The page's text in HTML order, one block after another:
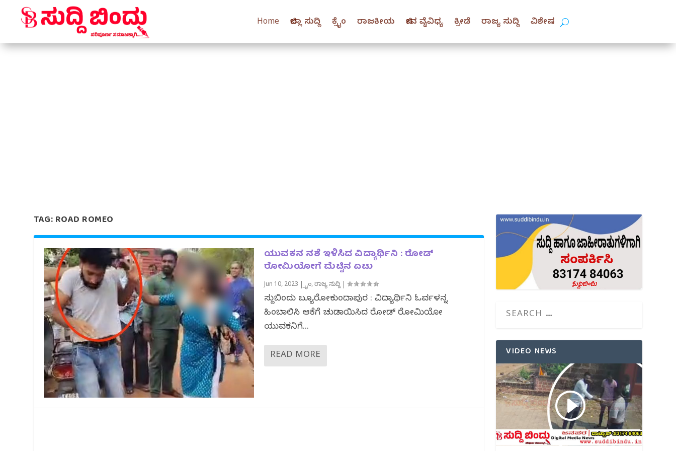
Home ಜಿಲ್ಲಾ ಸುದ್ದಿ ಕ್ರೈಂ ರಾಜಕೀಯ ಜೀವ ವೈವಿಧ್ಯ ಕ್ರೀಡೆ ರಾಜ್ಯ ಸುದ್ದಿ ವಿಶೇಷ
TAG:ROAD ROMEO
ಯುವಕನ ನಶೆ ಇಳಿಸಿದ ವಿದ್ಯಾರ್ಥಿನಿ : ರೋಡ್
ರೋಮಿಯೋಗೆ ಮೆಟ್ಟಿನ ಏಟು
Jun 10, 2023 |ಕ್ರೈಂ,ರಾಜ್ಯ ಸುದ್ದಿ|
ಸುದ್ದಿಬಿಂದು ಬ್ಯೂರೋಕುಂದಾಪುರ : ವಿದ್ಯಾರ್ಥಿನಿ ಓರ್ವಳನ್ನ
ಹಿಂಬಾಲಿಸಿ ಆಕೆಗೆ ಚುಡಾಯಿಸಿದ ರೋಡ್ ರೋಮಿಯೋ
ಯುವಕನಿಗೆ...
READ MORE VIDEO NEWS